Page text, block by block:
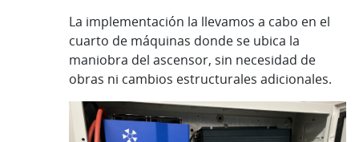
La implementación la llevamos a cabo en el
cuarto de máquinas donde se ubica la
maniobra del ascensor, sin necesidad de
obras ni cambios estructurales adicionales.